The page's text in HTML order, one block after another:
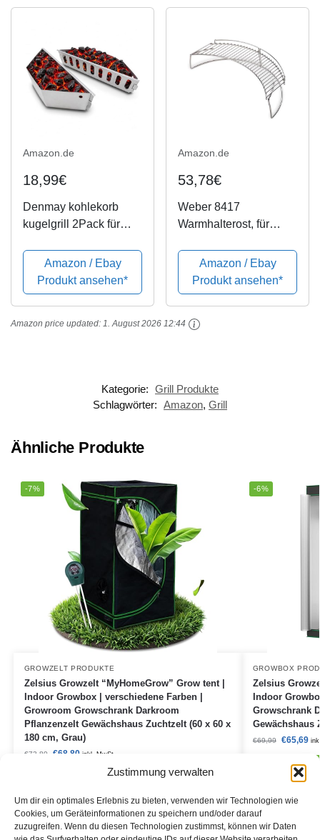
Zustimmung verwalten
Um dir ein optimales Erlebnis zu bieten, verwenden wir Technologien wie
Cookies, um Geräteinformationen zu speichern und/oder darauf
zuzugreifen. Wenn du diesen Technologien zustimmst, können wir Daten
Amazon.de
18,99€
Denmay kohlekorb
kugelgrill 2Pack für
Touch, Master Touch
und alle Anderen 57
cm Kugelgrills,
Holzkohlegrills,
Holzkohlekörbe aus
Amazon / Ebay
Produkt ansehen*
Amazon.de
53,78€
Weber 8417
Warmhalterost, für
Amazon / Ebay
Produkt ansehen*
Amazon price updated: 1. August 2026 12:44
Kategorie: Grill Produkte
Schlagwörter: Amazon, Grill
Ähnliche Produkte
-7%
GROWZELT PRODUKTE
Zelsius Growzelt “MyHomeGrow” Grow tent |
Indoor Growbox | verschiedene Farben |
Growroom Growschrank Darkroom
Pflanzenzelt Gewächshaus Zuchtzelt (60 x 60 x
180 cm, Grau)
€73,80 €68,80 inkl. MwSt.
Amazon / Ebay Produkt ansehen*
-6%
GROWBOX
Zelsius
Indoor
Growschrank
Gewächshaus
€69,99 €65,69